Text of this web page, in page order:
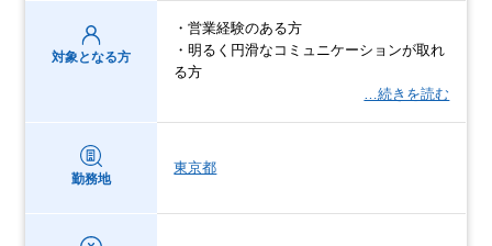
対象となる方
・営業経験のある方
・明るく円滑なコミュニケーションが取れ
る方
…続きを読む
勤務地
東京都